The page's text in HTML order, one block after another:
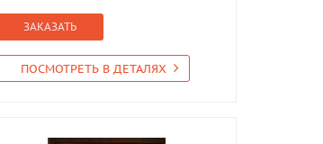
ЗАКАЗАТЬ
ПОСМОТРЕТЬ В ДЕТАЛЯХ